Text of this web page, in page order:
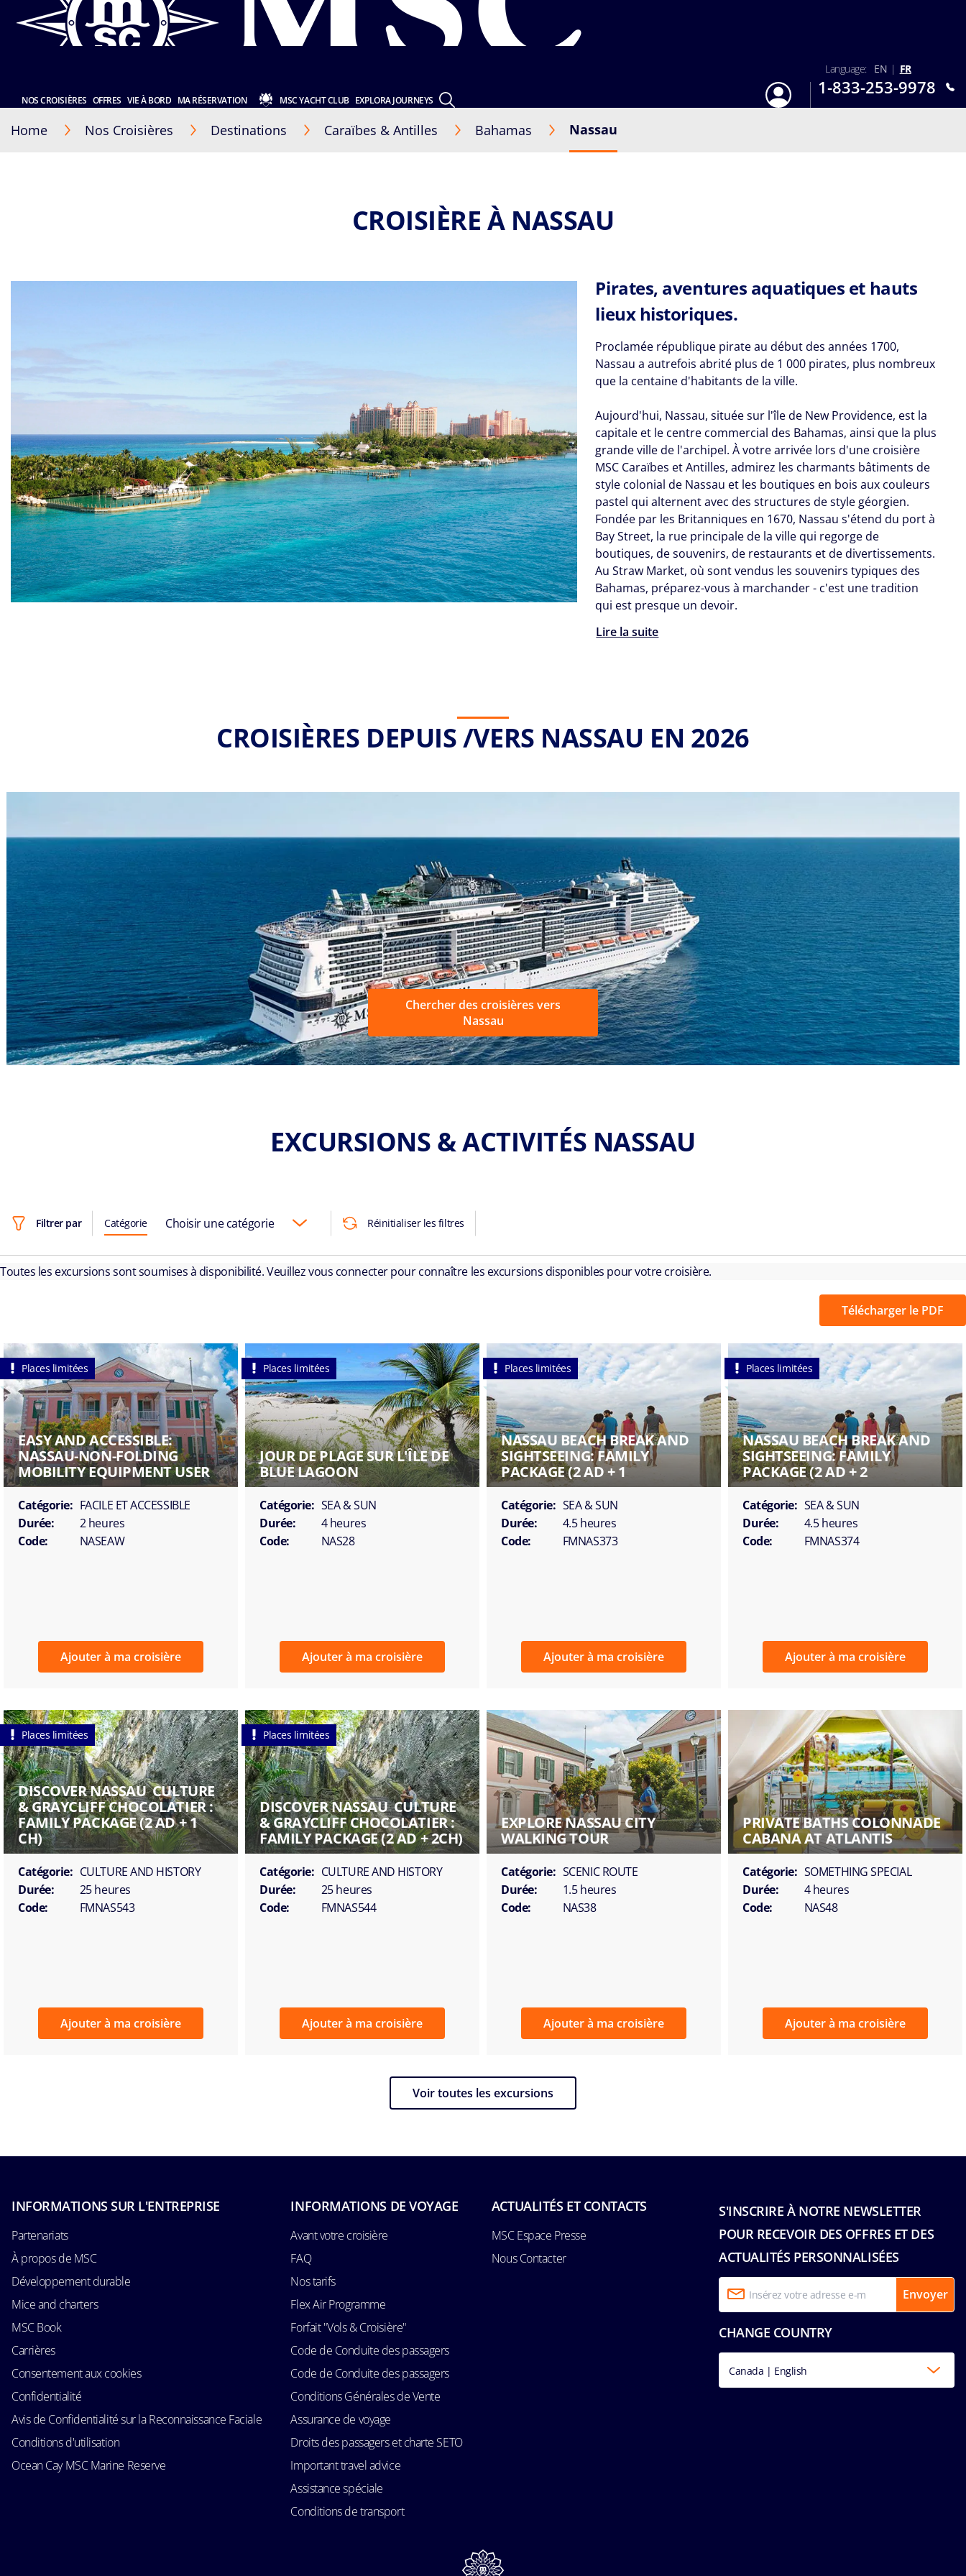
NOS CROISIÈRES OFFRES VIE À BORD MA RÉSERVATION MSC YACHT CLUB EXPLORA JOURNEYS
S'identifier
Language: EN | FR
1-833-253-9978
Home Nos Croisières Destinations Caraïbes & Antilles Bahamas Nassau
CROISIÈRE À NASSAU
Pirates, aventures aquatiques et hauts
lieux historiques.
Proclamée république pirate au début des années 1700,
Nassau a autrefois abrité plus de 1 000 pirates, plus nombreux
que la centaine d'habitants de la ville.
Aujourd'hui, Nassau, située sur l'île de New Providence, est la
capitale et le centre commercial des Bahamas, ainsi que la plus
grande ville de l'archipel. À votre arrivée lors d'une croisière
MSC Caraïbes et Antilles, admirez les charmants bâtiments de
style colonial de Nassau et les boutiques en bois aux couleurs
pastel qui alternent avec des structures de style géorgien.
Fondée par les Britanniques en 1670, Nassau s'étend du port à
Bay Street, la rue principale de la ville qui regorge de
boutiques, de souvenirs, de restaurants et de divertissements.
Au Straw Market, où sont vendus les souvenirs typiques des
Bahamas, préparez-vous à marchander - c'est une tradition
qui est presque un devoir.
Lire la suite
CROISIÈRES DEPUIS /VERS NASSAU EN 2026
Chercher des croisières vers
Nassau
EXCURSIONS & ACTIVITÉS NASSAU
Filtrer par Catégorie Choisir une catégorie Réinitialiser les filtres
Toutes les excursions sont soumises à disponibilité. Veuillez vous connecter pour connaître les excursions disponibles pour votre croisière.
Télécharger le PDF
Places limitées
EASY AND ACCESSIBLE:
NASSAU-NON-FOLDING
MOBILITY EQUIPMENT USER
Catégorie: FACILE ET ACCESSIBLE
Durée:
2 heures
Code:
NASEAW
Ajouter à ma croisière
Places limitées
JOUR DE PLAGE SUR L'ÎLE DE
BLUE LAGOON
Catégorie: SEA & SUN
Durée:
4 heures
Code:
NAS28
Ajouter à ma croisière
Places limitées
NASSAU BEACH BREAK AND
SIGHTSEEING: FAMILY
PACKAGE (2 AD + 1
Catégorie: SEA & SUN
Durée:
4.5 heures
Code:
FMNAS373
Ajouter à ma croisière
Places limitées
NASSAU BEACH BREAK AND
SIGHTSEEING: FAMILY
PACKAGE (2 AD + 2
Catégorie: SEA & SUN
Durée:
4.5 heures
Code:
FMNAS374
Ajouter à ma croisière
Places limitées
DISCOVER NASSAU  CULTURE
& GRAYCLIFF CHOCOLATIER :
FAMILY PACKAGE (2 AD + 1
CH)
Catégorie: CULTURE AND HISTORY
Durée:
25 heures
Code:
FMNAS543
Ajouter à ma croisière
Places limitées
DISCOVER NASSAU  CULTURE
& GRAYCLIFF CHOCOLATIER :
FAMILY PACKAGE (2 AD + 2CH)
Catégorie: CULTURE AND HISTORY
Durée:
25 heures
Code:
FMNAS544
Ajouter à ma croisière
EXPLORE NASSAU CITY
WALKING TOUR
Catégorie: SCENIC ROUTE
Durée:
1.5 heures
Code:
NAS38
Ajouter à ma croisière
PRIVATE BATHS COLONNADE
CABANA AT ATLANTIS
Catégorie: SOMETHING SPECIAL
Durée:
4 heures
Code:
NAS48
Ajouter à ma croisière
Voir toutes les excursions
S'INSCRIRE À NOTRE NEWSLETTER
POUR RECEVOIR DES OFFRES ET DES
ACTUALITÉS PERSONNALISÉES
Envoyer
CHANGE COUNTRY
Canada | English
INFORMATIONS SUR L'ENTREPRISE
Partenariats
À propos de MSC
Développement durable
Mice and charters
MSC Book
Carrières
Consentement aux cookies
Confidentialité
Avis de Confidentialité sur la Reconnaissance Faciale
Conditions d'utilisation
Ocean Cay MSC Marine Reserve
INFORMATIONS DE VOYAGE
Avant votre croisière
FAQ
Nos tarifs
Flex Air Programme
Forfait "Vols & Croisière"
Code de Conduite des passagers
Code de Conduite des passagers
Conditions Générales de Vente
Assurance de voyage
Droits des passagers et charte SETO
Important travel advice
Assistance spéciale
Conditions de transport
ACTUALITÉS ET CONTACTS
MSC Espace Presse
Nous Contacter